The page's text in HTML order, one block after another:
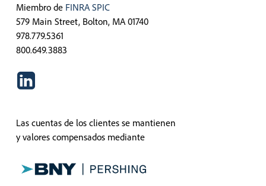
Miembro de FINRA SPIC
579 Main Street, Bolton, MA 01740
978.779.5361
800.649.3883
Las cuentas de los clientes se mantienen
y valores compensados ​​mediante